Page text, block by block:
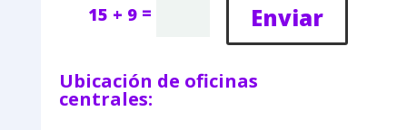
15 + 9 = Enviar
Ubicación de oficinas
centrales: